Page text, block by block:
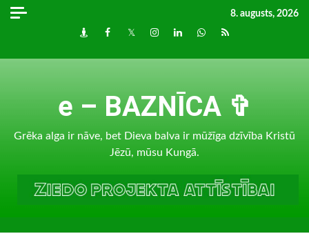
Skip
8. augusts, 2026
DraugiemFacebook
TwitterInstagram
LinkedInwhatsapp
RSS
e – BAZNĪCA ✞
Grēka alga ir nāve, bet Dieva balva ir mūžīga dzīvība Kristū
Jēzū, mūsu Kungā.